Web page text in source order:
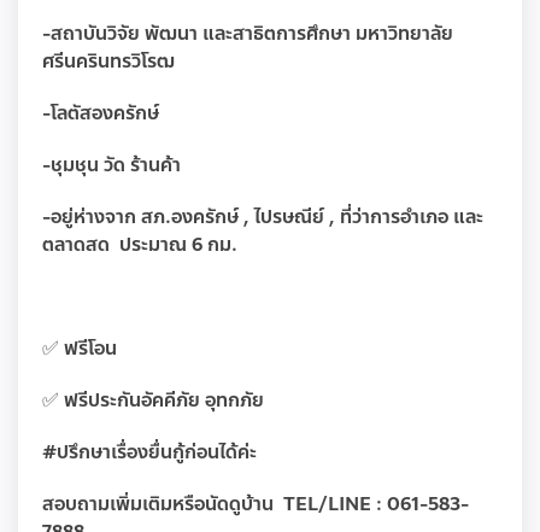
-สถาบันวิจัย พัฒนา และสาธิตการศึกษา มหาวิทยาลัย
ศรีนครินทรวิโรฒ
-โลตัสองครักษ์
-ชุมชุน วัด ร้านค้า
-อยู่ห่างจาก สภ.องครักษ์ , ไปรษณีย์ , ที่ว่าการอำเภอ และ
ตลาดสด ประมาณ 6 กม.
✅ ฟรีโอน
✅ ฟรีประกันอัคคีภัย อุทกภัย
#ปรึกษาเรื่องยื่นกู้ก่อนได้ค่ะ
สอบถามเพิ่มเติมหรือนัดดูบ้าน TEL/LINE : 061-583-